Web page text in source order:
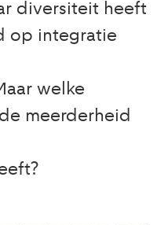
diversiteit heeft
op integratie
welke
meerderheid